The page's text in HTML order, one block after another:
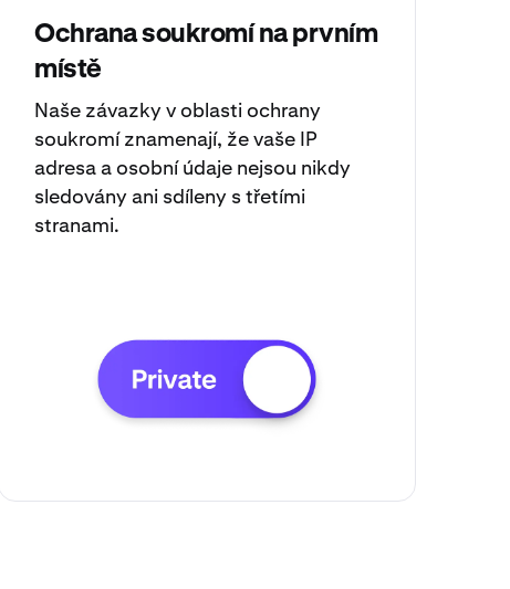
Ochrana soukromí na prvním
místě
Naše závazky v oblasti ochrany
soukromí znamenají, že vaše IP
adresa a osobní údaje nejsou nikdy
sledovány ani sdíleny s třetími
stranami.